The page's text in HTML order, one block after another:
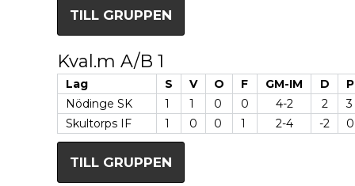
TILL GRUPPEN
Kval.m A/B 1
Lag S V O F GM-IM D
P
Nödinge SK
1 1 0 0 4-2 2
3
Skultorps IF
1 0 0 1 2-4 -2 0
TILL GRUPPEN